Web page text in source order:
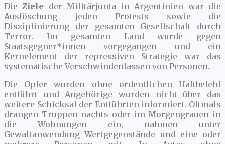
DieZiele der Militärjunta in Argentinien war die
Auslöschung jeden Protests sowie die
Disziplinierung der gesamten Gesellschaft durch
Terror. Im gesamten Land wurde gegen
Staatsgegner*innen vorgegangen und ein
Kernelement der repressiven Strategie war das
systematische Verschwindenlassen von Personen.
Die Opfer wurden ohne ordentlichen Haftbefehl
entführt und Angehörige wurden nicht über das
weitere Schicksal der Entführten informiert. Oftmals
drangen Truppen nachts oder im Morgengrauen in
die Wohnungen ein, nahmen unter
Gewaltanwendung Wertgegenstände und eine oder